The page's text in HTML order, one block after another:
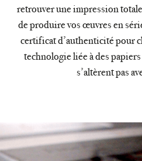
retrouver une impression
de produire vos œuvres en
certificat d’authenticité pour
technologie liée à des
s’altèrent pas